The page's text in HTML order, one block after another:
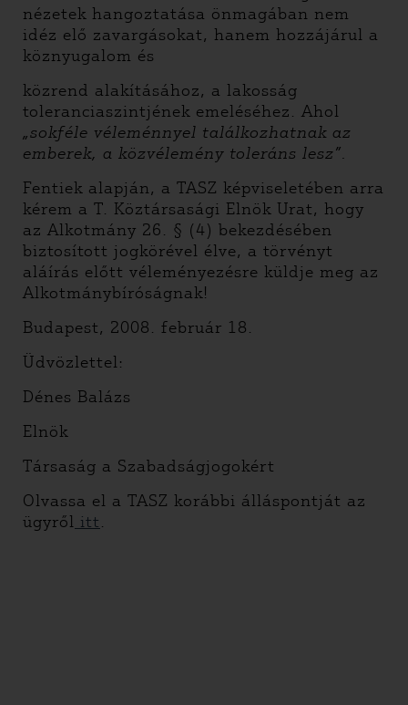
nézetek hangoztatása önmagában nem
idéz elő zavargásokat, hanem hozzájárul a
köznyugalom és
közrend alakításához, a lakosság
toleranciaszintjének emeléséhez. Ahol
„sokféle véleménnyel találkozhatnak az
emberek, a közvélemény toleráns lesz”.
Fentiek alapján, a TASZ képviseletében arra
kérem a T. Köztársasági Elnök Urat, hogy
az Alkotmány 26. § (4) bekezdésében
biztosított jogkörével élve, a törvényt
aláírás előtt véleményezésre küldje meg az
Alkotmánybíróságnak!
Budapest, 2008. február 18.
Üdvözlettel:
Dénes Balázs
Elnök
Társaság a Szabadságjogokért
Olvassa el a TASZ korábbi álláspontját az
ügyről itt.